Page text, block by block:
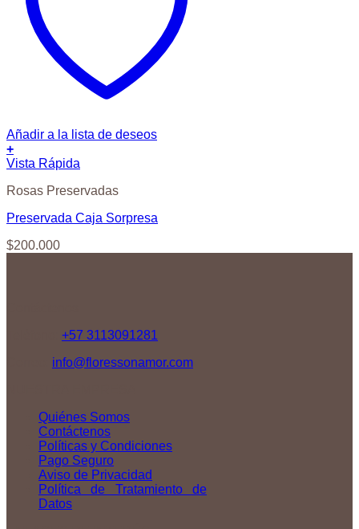
Añadir a la lista de deseos
+
Vista Rápida
Rosas Preservadas
Preservada Caja Sorpresa
$200.000
+57 3113091281
info@floressonamor.com
Quiénes Somos
Contáctenos
Políticas y Condiciones
Pago Seguro
Aviso de Privacidad
Política de Tratamiento de
Datos